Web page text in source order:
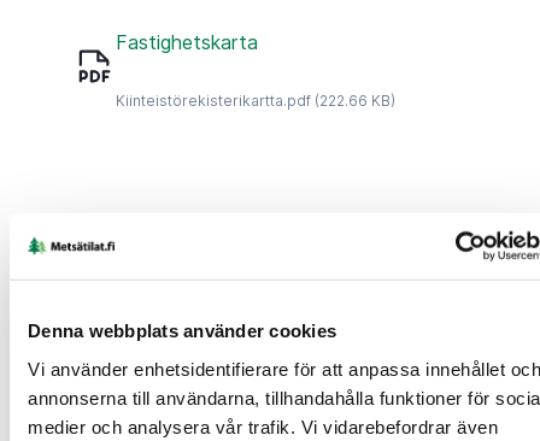
Denna webbplats använder cookies
Vi använder enhetsidentifierare för att anpassa innehållet och
annonserna till användarna, tillhandahålla funktioner för
medier och analysera vår trafik. Vi vidarebefordrar även
Fastighetskarta
Kiinteistörekisterikartta.pdf (222.66 KB)
Objektets pris
Objektets prisbegäran är 21 000 €. Anbudet kan vara
högre eller lägre.